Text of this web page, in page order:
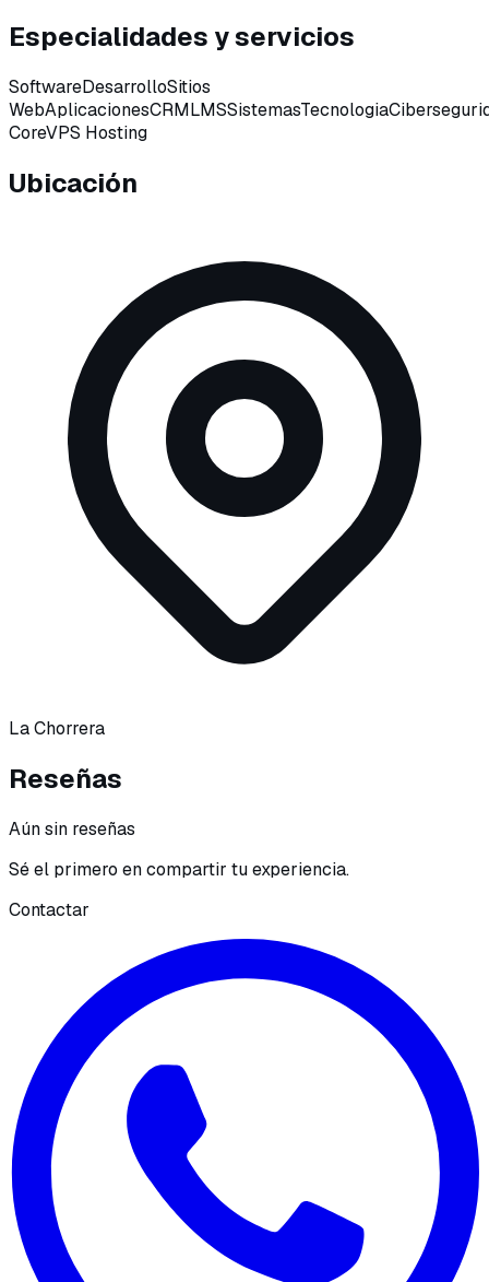
Especialidades y servicios
SoftwareDesarrolloSitios
WebAplicacionesCRMLMSSistemasTecnologia
CoreVPS Hosting
Ubicación
La Chorrera
Reseñas
Aún sin reseñas
Sé el primero en compartir tu experiencia.
Contactar